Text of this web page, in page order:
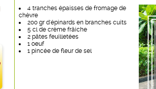
4 tranches épaisses de fromage de
chèvre
200 gr d'épinards en branches cuits
5 cl de crème frâiche
2 pâtes feuilletées
1 oeuf
1 pincée de fleur de sel